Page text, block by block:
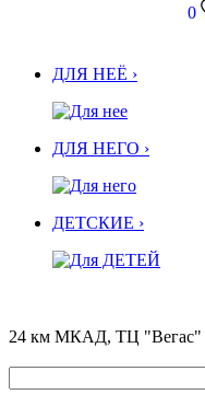
0
ДЛЯ НЕЁ ›
ДЛЯ НЕГО ›
ДЕТСКИЕ ›
24 км МКАД, ТЦ "Вегас"